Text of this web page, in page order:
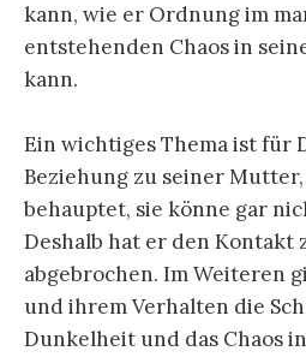
kann, wie er Ordnung im
entstehenden Chaos in
kann.
Ein wichtiges Thema ist für
Beziehung zu seiner
behauptet, sie könne gar
Deshalb hat er den Kontakt
abgebrochen. Im Weiteren
und ihrem Verhalten die
Dunkelheit und das Chaos